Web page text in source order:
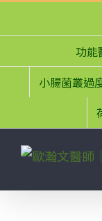
功能
小腸菌叢過